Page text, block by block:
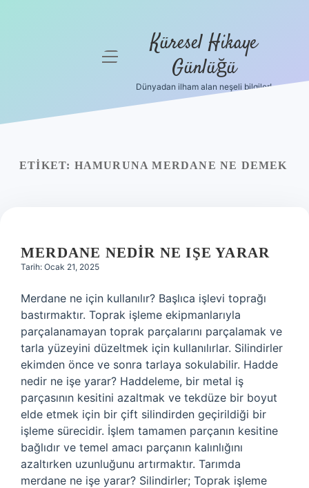
menüyü
Küresel Hikaye
Günlüğü
Dünyadan ilham alan neşeli bilgiler!
ETIKET: HAMURUNA MERDANE NE DEMEK
MERDANE NEDIR NE IŞE YARAR
Tarih: Ocak 21, 2025
Merdane ne için kullanılır? Başlıca işlevi toprağı
bastırmaktır. Toprak işleme ekipmanlarıyla
parçalanamayan toprak parçalarını parçalamak ve
tarla yüzeyini düzeltmek için kullanılırlar. Silindirler
ekimden önce ve sonra tarlaya sokulabilir. Hadde
nedir ne işe yarar? Haddeleme, bir metal iş
parçasının kesitini azaltmak ve tekdüze bir boyut
elde etmek için bir çift silindirden geçirildiği bir
işleme sürecidir. İşlem tamamen parçanın kesitine
bağlıdır ve temel amacı parçanın kalınlığını
azaltırken uzunluğunu artırmaktır. Tarımda
merdane ne işe yarar? Silindirler; Toprak işleme